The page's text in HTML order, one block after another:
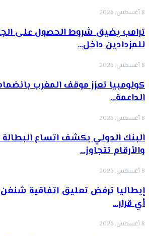
8 أغسطس, 2026
ترامب يضيق شروط الحصول على
للمزدادين داخل…
8 أغسطس, 2026
كولومبيا تعزز موقف المغرب
الداعمة…
8 أغسطس, 2026
البنك الدولي يكشف اتساع
والأرقام تتجاوز…
8 أغسطس, 2026
إيطاليا ترفض تعليق اتفاقية
أي قرار…
8 أغسطس, 2026